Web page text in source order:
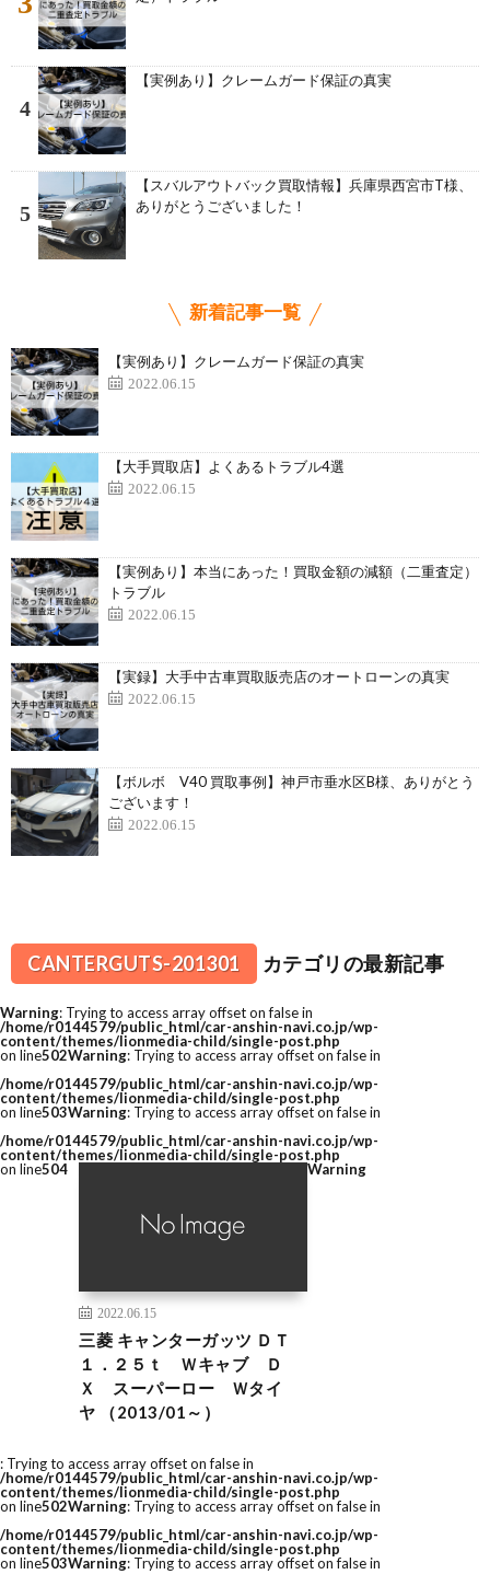
4
【実例あり】クレームガード保証の真実
5
【スバルアウトバック買取情報】兵庫県西宮市T様、
ありがとうございました！
新着記事一覧
【実例あり】クレームガード保証の真実
2022.06.15
【大手買取店】よくあるトラブル4選
2022.06.15
【実例あり】本当にあった！買取金額の減額（二重査定）
トラブル
2022.06.15
【実録】大手中古車買取販売店のオートローンの真実
2022.06.15
【ボルボ V40 買取事例】神戸市垂水区B様、ありがとう
ございます！
2022.06.15
CANTERGUTS-201301 カテゴリの最新記事
Warning: Trying to access array offset on false in
/home/r0144579/public_html/car-anshin-navi.co.jp/wp-
content/themes/lionmedia-child/single-post.php
on line502Warning: Trying to access array offset on false in
/home/r0144579/public_html/car-anshin-navi.co.jp/wp-
content/themes/lionmedia-child/single-post.php
on line503Warning: Trying to access array offset on false in
/home/r0144579/public_html/car-anshin-navi.co.jp/wp-
content/themes/lionmedia-child/single-post.php
on line504
2022.06.15
三菱 キャンターガッツ ＤＴ
１．２５ｔ Ｗキャブ Ｄ
Ｘ スーパーロー Ｗタイ
ヤ （2013/01～）
Warning
: Trying to access array offset on false in
/home/r0144579/public_html/car-anshin-navi.co.jp/wp-
content/themes/lionmedia-child/single-post.php
on line502Warning: Trying to access array offset on false in
/home/r0144579/public_html/car-anshin-navi.co.jp/wp-
content/themes/lionmedia-child/single-post.php
on line503Warning: Trying to access array offset on false in